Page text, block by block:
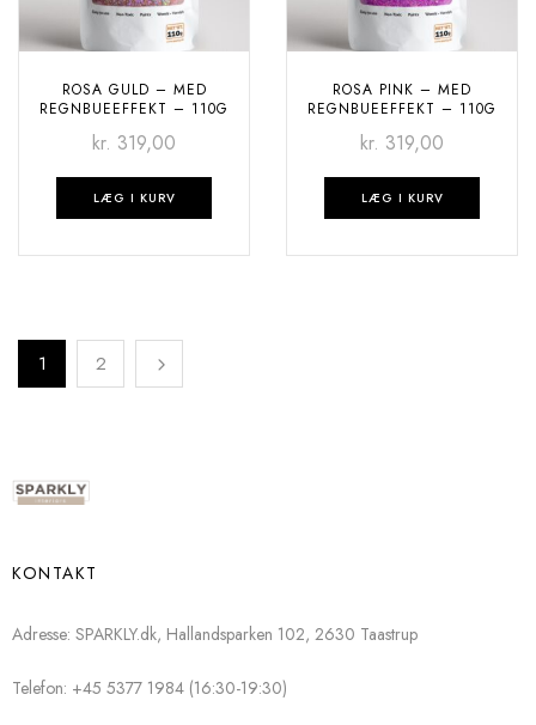
ROSA GULD – MED
REGNBUEEFFEKT – 110G
kr. 319,00
LÆG I KURV
ROSA PINK – MED
REGNBUEEFFEKT – 110G
kr. 319,00
LÆG I KURV
1 2
KONTAKT
Adresse: SPARKLY.dk, Hallandsparken 102, 2630 Taastrup
Telefon: +45 5377 1984 (16:30-19:30)